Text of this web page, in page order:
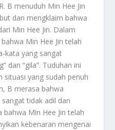
B menuduh Min Hee Jin
dan mengklaim bahwa
Min Hee Jin. Dalam
Min Hee Jin telah
kata yang sangat
dan “gila”. Tuduhan ini
yang sudah penuh
B merasa bahwa
tidak adil dan
Min Hee Jin telah
kebenaran mengenai